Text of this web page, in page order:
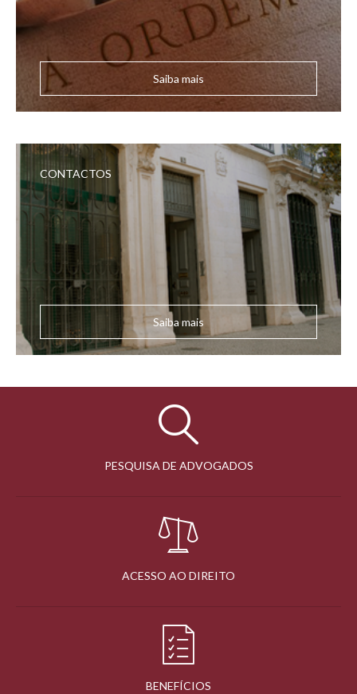
Saiba mais
CONTACTOS
Saiba mais
PESQUISA DE ADVOGADOS
ACESSO AO DIREITO
BENEFÍCIOS